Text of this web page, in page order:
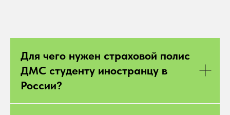
Для чего нужен страховой полис
ДМС студенту иностранцу в
России?